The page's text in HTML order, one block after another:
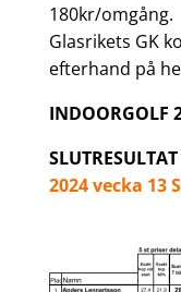
180kr/omgång.
Glasrikets GK
efterhand på
INDOORGOLF
2024 vecka 13